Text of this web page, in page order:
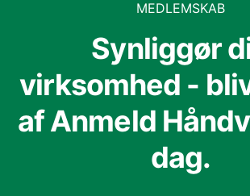
MEDLEMSKAB
Synliggør
virksomhed -
af Anmeld
dag.